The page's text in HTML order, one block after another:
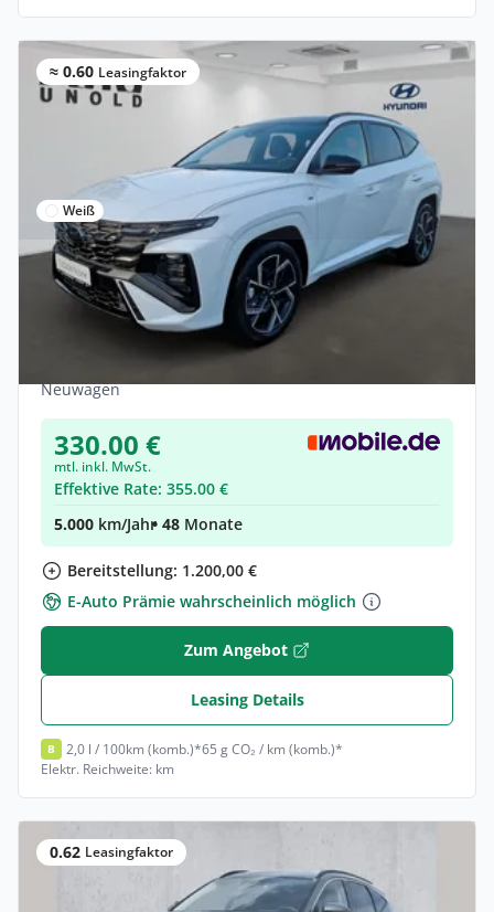
≈ 0.60 Leasingfaktor
Weiß
Privat
Hyundai TUCSON N Line X Plug-In Hybrid
MY26 2WD Pano
Automatik •287 PS (211 kW)
Neuwagen
330.00 €
mtl. inkl. MwSt.
Effektive Rate: 355.00 €
5.000 km/Jahr• 48 Monate
Bereitstellung: 1.200,00 €
E-Auto Prämie wahrscheinlich möglich
Zum Angebot
Leasing Details
B 2,0 l / 100km (komb.)*65 g CO₂ / km (komb.)*
Elektr. Reichweite: km
0.62 Leasingfaktor